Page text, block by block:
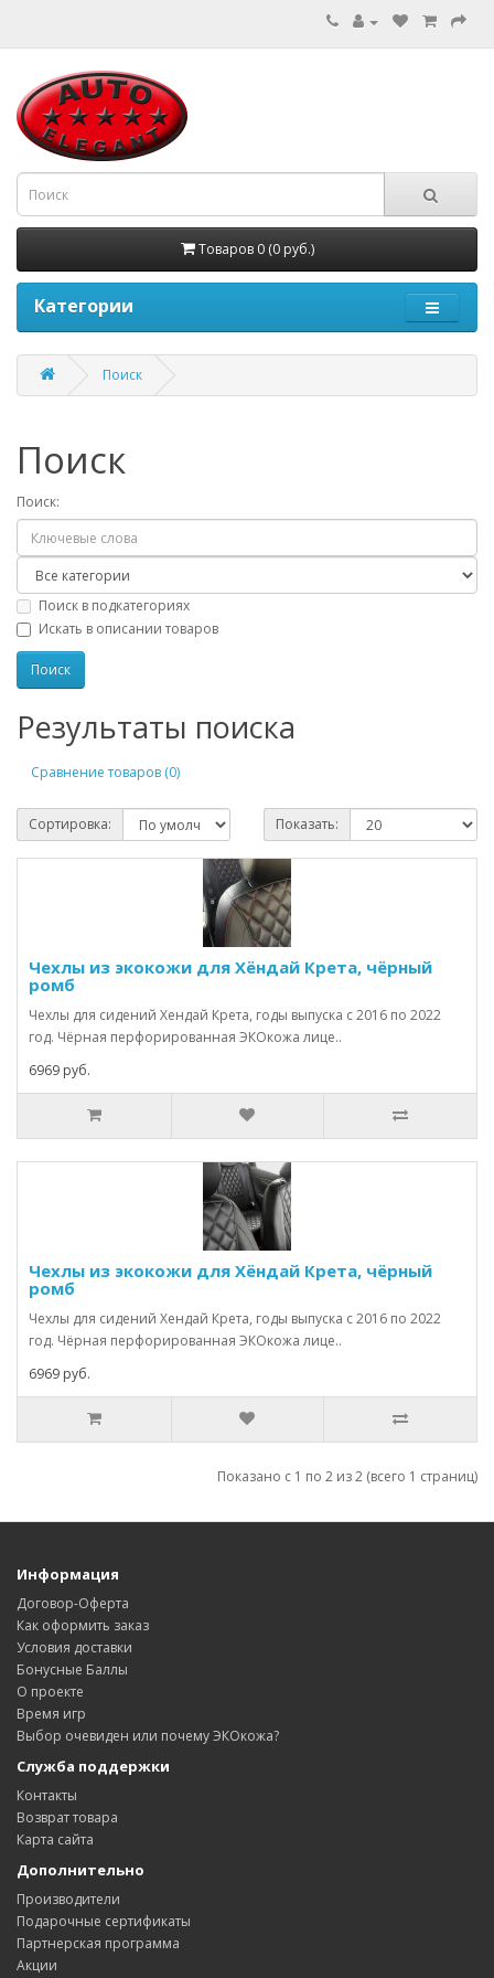
Товаров 0 (0 руб.)
Категории
Поиск
Поиск
Поиск:
Поиск в подкатегориях
Искать в описании товаров
Результаты поиска
Сравнение товаров (0)
Сортировка: Показать:
Чехлы из экокожи для Хёндай Крета, чёрный
ромб
Чехлы для сидений Хендай Крета, годы выпуска с 2016 по 2022
год. Чёрная перфорированная ЭКОкожа лице..
6969 руб.
Чехлы из экокожи для Хёндай Крета, чёрный
ромб
Чехлы для сидений Хендай Крета, годы выпуска с 2016 по 2022
год. Чёрная перфорированная ЭКОкожа лице..
6969 руб.
Показано с 1 по 2 из 2 (всего 1 страниц)
Информация
Договор-Оферта
Как оформить заказ
Условия доставки
Бонусные Баллы
О проекте
Время игр
Выбор очевиден или почему ЭКОкожа?
Служба поддержки
Контакты
Возврат товара
Карта сайта
Дополнительно
Производители
Подарочные сертификаты
Партнерская программа
Акции